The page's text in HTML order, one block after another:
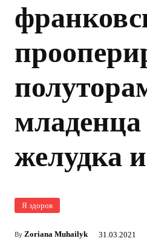
младенца
желудка
Я здоров
By Zoriana Muhailyk 31.03.2021